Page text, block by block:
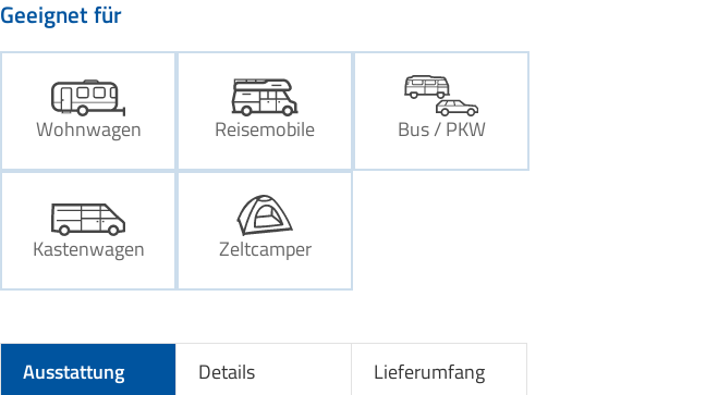
Geeignet für
Wohnwagen Reisemobile Bus / PKW
Kastenwagen Zeltcamper
Ausstattung Details Lieferumfang